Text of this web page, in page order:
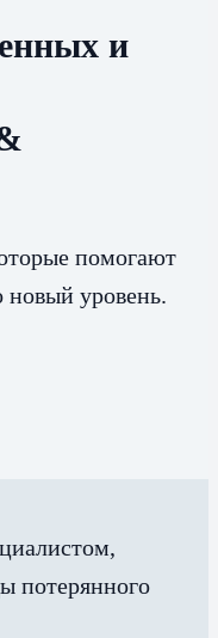
и
помогают
новый уровень.
потерянного